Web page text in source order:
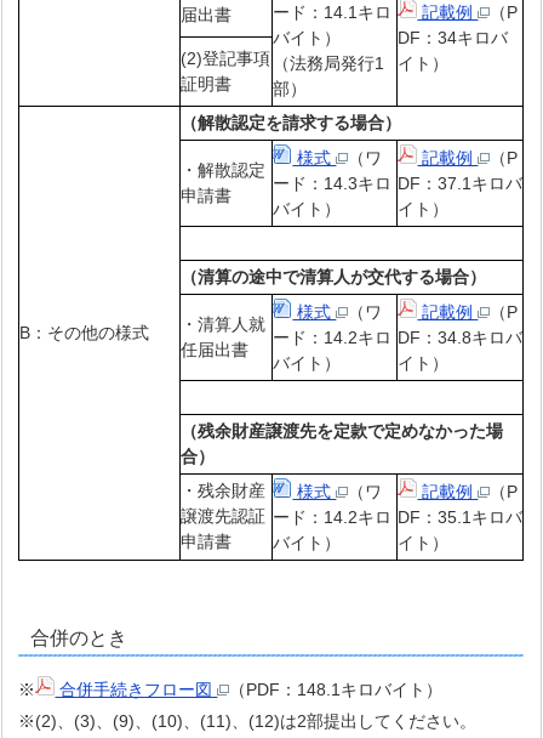
届出書
ード：14.1キロ
バイト）
（法務局発行1
部）
記載例
（P
DF：34キロバ
イト）
(2)登記事項
証明書
B：その他の様式
（解散認定を請求する場合）
・解散認定
申請書
様式
（ワ
ード：14.3キロ
バイト）
記載例
（P
DF：37.1キロバ
イト）
（清算の途中で清算人が交代する場合）
・清算人就
任届出書
様式
（ワ
ード：14.2キロ
バイト）
記載例
（P
DF：34.8キロバ
イト）
（残余財産譲渡先を定款で定めなかった場
合）
・残余財産
譲渡先認証
申請書
様式
（ワ
ード：14.2キロ
バイト）
記載例
（P
DF：35.1キロバ
イト）
合併のとき
※ 合併手続きフロー図
（PDF：148.1キロバイト）
※(2)、(3)、(9)、(10)、(11)、(12)は2部提出してください。